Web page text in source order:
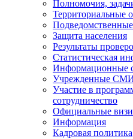
Полномочия,
Территориальные
Защита населения
Результаты
Статистическая
Информационные
Учрежденные
Участие в
сотрудничество
Официальные
Информация
Кадровая политика